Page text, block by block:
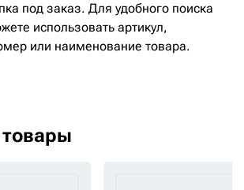
под заказ. Для удобного поиска
использовать артикул,
или наименование товара.